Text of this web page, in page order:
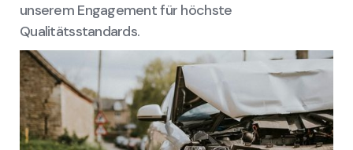
unserem Engagement für höchste
Qualitätsstandards.